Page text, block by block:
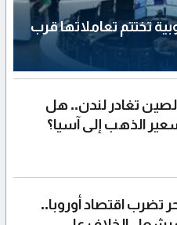
تختتم تعاملاتها قرب
تغادر لندن.. هل
الذهب إلى آسيا؟
تضرب اقتصاد أوروبا..